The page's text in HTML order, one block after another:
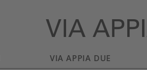
VIA APPIA DUE